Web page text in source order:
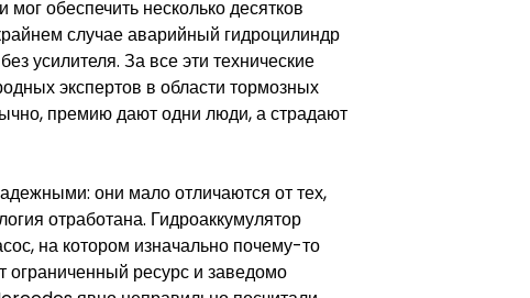
обеспечить несколько десятков
случае аварийный гидроцилиндр
усилителя. За все эти технические
экспертов в области тормозных
премию дают одни люди, а страдают
они мало отличаются от тех,
отработана. Гидроаккумулятор
на котором изначально почему-то
ресурс и заведомо